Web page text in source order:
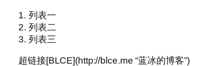
1. 列表一
2. 列表二
3. 列表三
超链接[BLCE](http://blce.me “蓝冰的博客”)